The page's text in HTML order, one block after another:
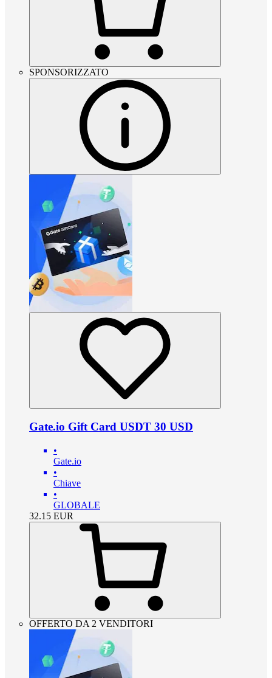
SPONSORIZZATO
Gate.io Gift Card USDT 30 USD
•
Gate.io
•
Chiave
•
GLOBALE
32.15 EUR
OFFERTO DA 2 VENDITORI